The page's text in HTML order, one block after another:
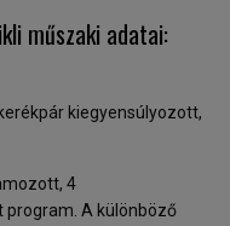
műszaki adatai:
kiegyensúlyozott,
4
A különböző